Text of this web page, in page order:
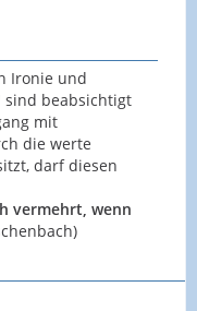
Ironie und
sind beabsichtigt
mit
die werte
darf diesen
vermehrt, wenn